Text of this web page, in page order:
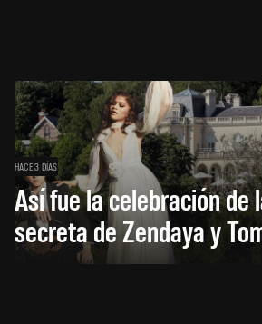
HACE 3 DÍAS
Así fue la celebración de
secreta de Zendaya y